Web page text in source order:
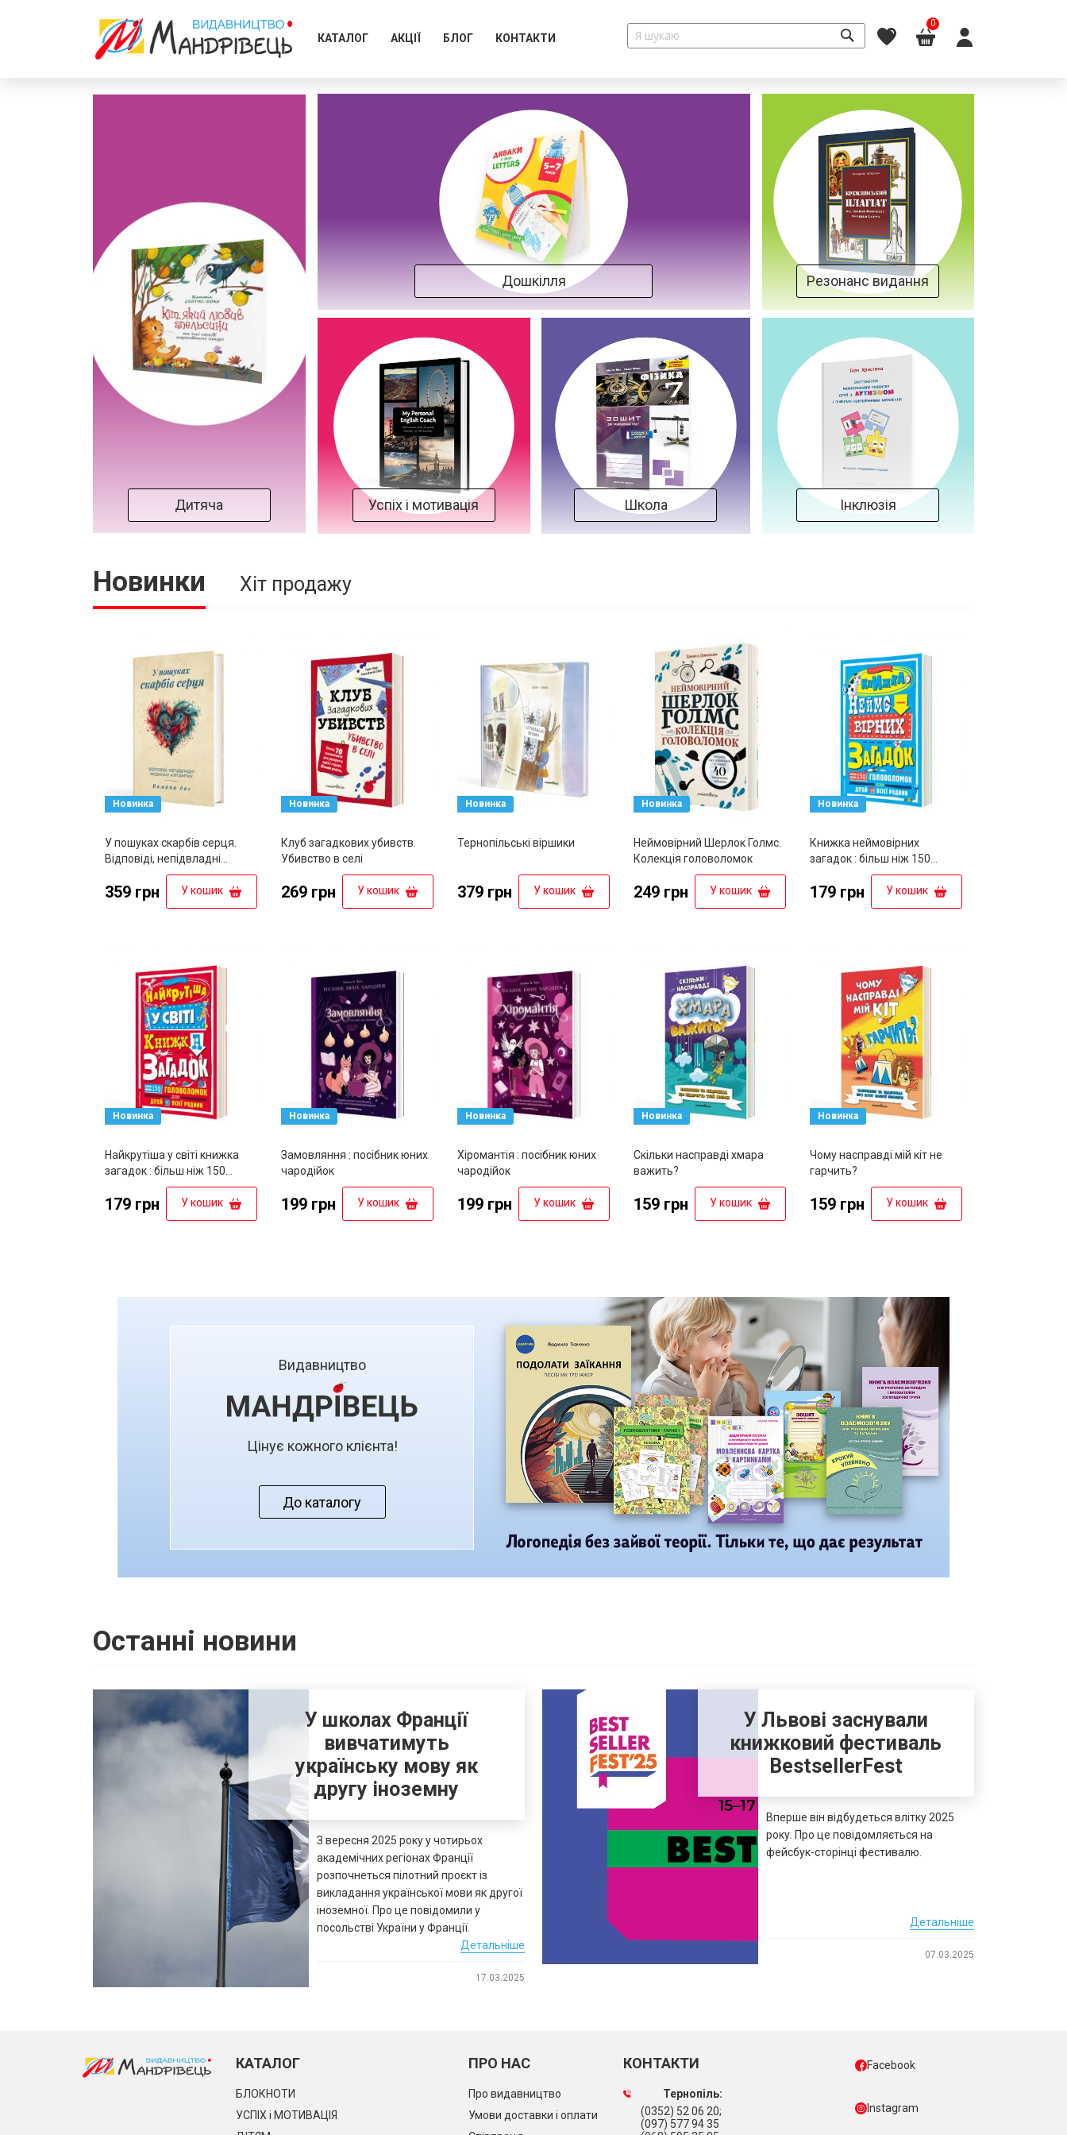
КАТАЛОГ АКЦІЇ БЛОГ КОНТАКТИ
0
Дитяча
Дошкілля
Успіх і мотивація Школа
Резонанс видання
Інклюзія
Новинки
Новинка
У пошуках скарбів серця.
Відповіді, непідвладні
жодному алгоритму
359 грн У кошик
Новинка
Клуб загадкових убивств.
Убивство в селі
269 грн У кошик
Новинка
Тернопільські віршики
379 грн У кошик
Новинка
Неймовірний Шерлок Голмс.
Колекція головоломок
249 грн У кошик
Новинка
Книжка неймовірних
загадок : більш ніж 150
головоломок для дітей та
всієї родини
179 грн У кошик
Новинка
Найкрутіша у світі книжка
загадок : більш ніж 150
головоломок для дітей та
всієї родини
179 грн У кошик
Новинка
Замовляння : посібник юних
чародійок
199 грн У кошик
Новинка
Хіромантія : посібник юних
чародійок
199 грн У кошик
Новинка
Скільки насправді хмара
важить?
159 грн У кошик
Новинка
Чому насправді мій кіт не
гарчить?
159 грн У кошик
Хіт продажу
Видавництво
Цінує кожного клієнта!
До каталогу
Останні новини
У школах Франції
вивчатимуть
українську мову як
другу іноземну
З вересня 2025 року у чотирьох
академічних регіонах Франції
розпочнеться пілотний проєкт із
викладання української мови як другої
іноземної. Про це повідомили у
посольстві України у Франції.
Детальніше
17.03.2025
У Львові заснували
книжковий фестиваль
BestsellerFest
Вперше він відбудеться влітку 2025
року. Про це повідомляється на
фейсбук-сторінці фестивалю.
Детальніше
07.03.2025
КАТАЛОГ
БЛОКНОТИ
УСПІХ і МОТИВАЦІЯ
ПРО НАС
Про видавництво
Умови доставки і оплати
КОНТАКТИ
Тернопіль:
(0352) 52 06 20;
(097) 577 94 35
Facebook
Instagram